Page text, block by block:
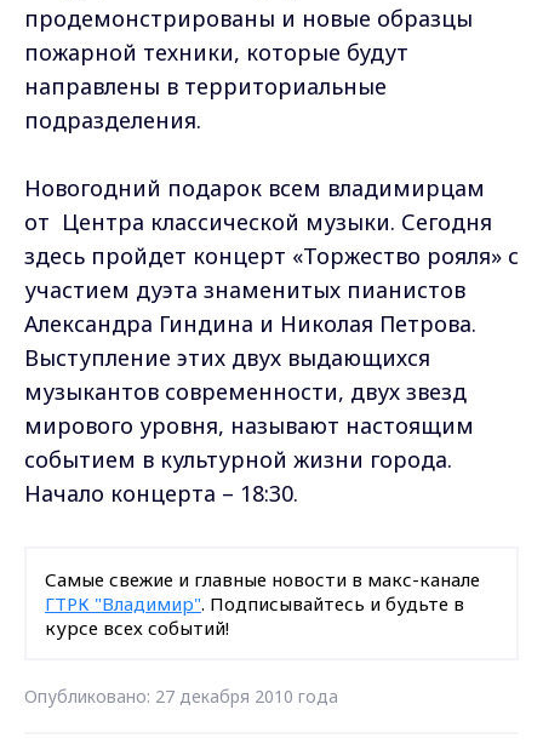
продемонстрированы и новые образцы
пожарной техники, которые будут
направлены в территориальные
подразделения.
Новогодний подарок всем владимирцам
от Центра классической музыки. Сегодня
здесь пройдет концерт «Торжество рояля» с
участием дуэта знаменитых пианистов
Александра Гиндина и Николая Петрова.
Выступление этих двух выдающихся
музыкантов современности, двух звезд
мирового уровня, называют настоящим
событием в культурной жизни города.
Начало концерта – 18:30.
Самые свежие и главные новости в макс-канале
ГТРК "Владимир". Подписывайтесь и будьте в
курсе всех событий!
Опубликовано: 27 декабря 2010 года